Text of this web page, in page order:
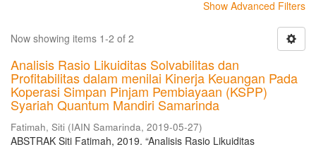
Show Advanced Filters
Now showing items 1-2 of 2
Analisis Rasio Likuiditas Solvabilitas dan
Profitabilitas dalam menilai Kinerja Keuangan Pada
Koperasi Simpan Pinjam Pembiayaan (KSPP)
Syariah Quantum Mandiri Samarinda
Fatimah, Siti (IAIN Samarinda, 2019-05-27)
ABSTRAK Siti Fatimah, 2019. “Analisis Rasio Likuiditas